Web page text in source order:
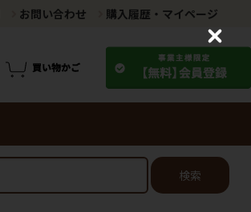
お問い合わせ 購入履歴・マイページ
検索
C
o
s
e